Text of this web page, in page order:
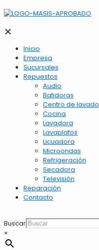
✕
Inicio
Empresa
Sucursales
Repuestos
Audio
Batidoras
Centro de lavado
Cocina
Lavadora
Lavaplatos
Licuadora
Microondas
Refrigeración
Secadora
Televisión
Reparación
Contacto
Buscar
×